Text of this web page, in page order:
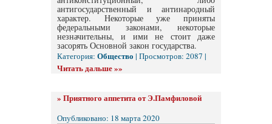
антигосударственный и антинародный
характер. Некоторые уже приняты
федеральными законами, некоторые
незначительны, и ими не стоит даже
засорять Основной закон государства.
Категория: Общество | Просмотров: 2087 |
Читать дальше »»
» Приятного аппетита от Э.Памфиловой
Опубликовано: 18 марта 2020